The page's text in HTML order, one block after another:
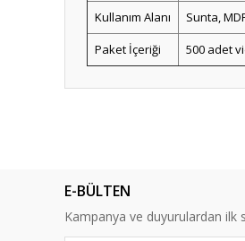
Kullanım Alanı
Sunta,
Paket İçeriği
500 adet
Ürün bilgilerinde hatalar
E-BÜLTEN
Kampanya ve duyurulardan ilk